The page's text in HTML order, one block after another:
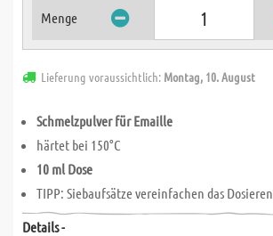
Menge
Lieferung voraussichtlich: Montag, 10. August
Schmelzpulver für Emaille
härtet bei 150°C
10 ml Dose
TIPP: Siebaufsätze vereinfachen das Dosieren
Details -